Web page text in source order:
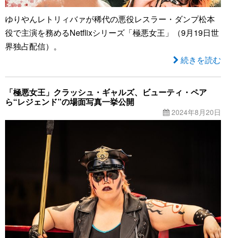
ゆりやんレトリィバァが稀代の悪役レスラー・ダンプ松本
役で主演を務めるNetflixシリーズ「極悪女王」（9月19日世
界独占配信）。
続きを読む
「極悪女王」クラッシュ・ギャルズ、ビューティ・ペア
ら“レジェンド”の場面写真一挙公開
2024年8月20日